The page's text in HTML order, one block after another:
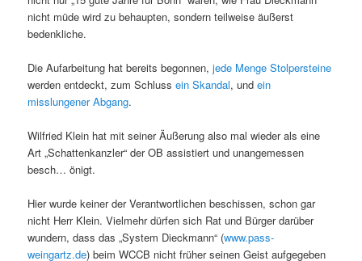
nicht müde wird zu behaupten, sondern teilweise äußerst
bedenkliche.
Die Aufarbeitung hat bereits begonnen,jede Menge Stolpersteine
werden entdeckt, zum Schlussein Skandal, undein
misslungener Abgang.
Wilfried Klein hat mit seiner Äußerung also mal wieder als eine
Art „Schattenkanzler“ der OB assistiert und unangemessen
besch… önigt.
Hier wurde keiner der Verantwortlichen beschissen, schon gar
nicht Herr Klein. Vielmehr dürfen sich Rat und Bürger darüber
wundern, dass das „System Dieckmann“ (www.pass-
weingartz.de) beim WCCB nicht früher seinen Geist aufgegeben